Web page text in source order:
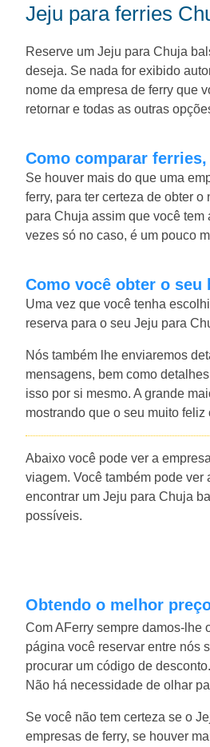
Jeju para ferries
Reserve um Jeju para Chuja
deseja. Se nada for exibido
nome da empresa de ferry que
retornar e todas as outras
Como comparar
Se houver mais do que uma
ferry, para ter certeza de obter
para Chuja assim que você tem
vezes só no caso, é um pouco
Como você obter o
Uma vez que você tenha
reserva para o seu Jeju para
Nós também lhe enviaremos
mensagens, bem como
isso por si mesmo. A grande
mostrando que o seu muito
Abaixo você pode ver a
viagem. Você também pode
encontrar um Jeju para Chuja
possíveis.
Obtendo o melhor
Com AFerry sempre damos-lhe
página você reservar entre nós
procurar um código de
Não há necessidade de olhar
Se você não tem certeza se o
empresas de ferry, se houver